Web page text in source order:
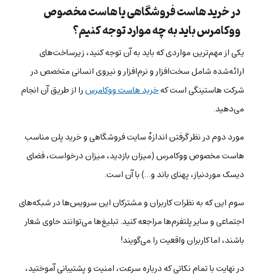
در خرید هاست فروشگاهی یا هاست مخصوص
ووکامرس باید به چه موارد توجه کنیم؟
یکی از مهم‌ترین مواردی که باید به آن توجه کنید، زیرساخت‌های
ارائه‌شده شامل سخت‌افزار و نرم‌افزار و نیروی انسانی متخصص در
شرکت هاستینگی است کهخرید هاست ووکامرسرا از طریق آن انجام
می‌دهید.
مورد دوم در نظر گرفتن اندازه‌ٔ سایت فروشگاهی و خرید پلن مناسب
هاست مخصوص ووکامرس (میزان بازدید، میزان درخواست، فضای
دیسک موردنیاز، پهنای باند و…) با آن است.
سوم این که به نظرات کاربران و مشترکان این سرویس‌ها در شبکه‌های
اجتماعی و سایر پلتفرم‌ها مراجعه کنید. تبلیغ‌ها می‌توانند حاوی شعار
باشند، اما کاربران واقعیت را می‌گویند!
در نهایت با تمام نکاتی که درباره‌ سرعت، امنیت و پشتیبانی آموختید،